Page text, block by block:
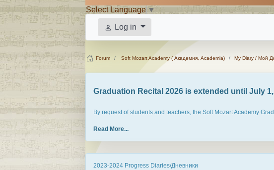
Select Language▼
Log in
Forum Soft Mozart Academy ( Академия, Academia) My Diary / Мой
Graduation Recital 2026 is extended until July 1,
By request of students and teachers, the Soft Mozart Academy
Read More...
2023-2024 Progress Diaries/Дневники